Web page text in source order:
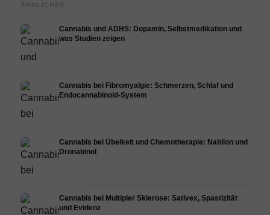
ÄHNLICHES
Cannabis und ADHS: Dopamin, Selbstmedikation und
was Studien zeigen
Cannabis bei Fibromyalgie: Schmerzen, Schlaf und
Endocannabinoid-System
Cannabis bei Übelkeit und Chemotherapie: Nabilon und
Dronabinol
Cannabis bei Multipler Sklerose: Sativex, Spastizität
und Evidenz